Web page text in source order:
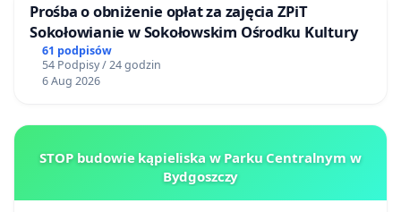
Prośba o obniżenie opłat za zajęcia ZPiT
Sokołowianie w Sokołowskim Ośrodku Kultury
61 podpisów
54 Podpisy / 24 godzin
6 Aug 2026
STOP budowie kąpieliska w Parku Centralnym w
Bydgoszczy